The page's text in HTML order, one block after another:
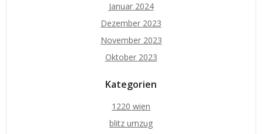
Januar 2024
Dezember 2023
November 2023
Oktober 2023
Kategorien
1220 wien
blitz umzug